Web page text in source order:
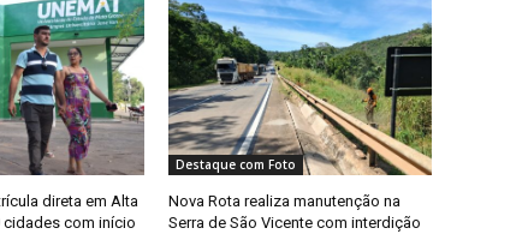
direta em Alta
cidades com início
Destaque com Foto
Nova Rota realiza manutenção na
Serra de São Vicente com interdição